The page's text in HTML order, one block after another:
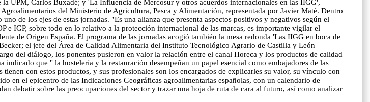
UPM, Carlos Buxadé; y 'La Influencia de Mercosur y otros acuerdos internacionales en las IIGG',
del Ministerio de Agricultura, Pesca y Alimentación, representada por Javier Maté. Dentro
de los ejes de estas jornadas. "Es una alianza que presenta aspectos positivos y negativos según el
e IGP, sobre todo en lo relativo a la protección internacional de las marcas, es importante vigilar el
de Origen España. El programa de las jornadas acogió también la mesa redonda 'Las IIGG en boca de
el jefe del Área de Calidad Alimentaria del Instituto Tecnológico Agrario de Castilla y León
del diálogo, los ponentes pusieron en valor la relación entre el canal Horeca y los productos de calidad
que " la hostelería y la restauración desempeñan un papel esencial como embajadores de las
con estos productos, y sus profesionales son los encargados de explicarles su valor, su vínculo con
en el epicentro de las Indicaciones Geográficas agroalimentarias españolas, con un calendario de
debatir sobre las preocupaciones del sector y trazar una hoja de ruta de cara al futuro, así como analizar